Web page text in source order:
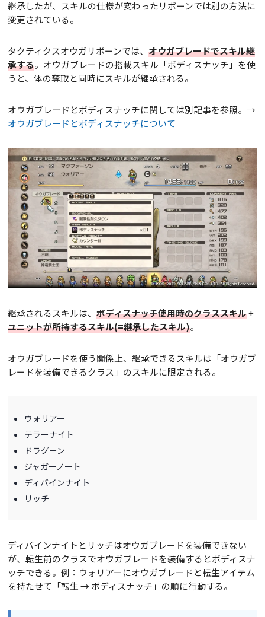
継承したが、スキルの仕様が変わったリボーンでは別の方法に
変更されている。
タクティクスオウガリボーンでは、 オウガブレードでスキル継
承する。オウガブレードの搭載スキル「ボディスナッチ」を使
うと、体の奪取と同時にスキルが継承される。
オウガブレードとボディスナッチに関しては別記事を参照。→
オウガブレードとボディスナッチについて
継承されるスキルは、 ボディスナッチ使用時のクラススキル+
ユニットが所持するスキル(=継承したスキル)。
オウガブレードを使う関係上、継承できるスキルは「オウガブ
レードを装備できるクラス」のスキルに限定される。
ウォリアー
テラーナイト
ドラグーン
ジャガーノート
ディバインナイト
リッチ
ディバインナイトとリッチはオウガブレードを装備できない
が、転生前のクラスでオウガブレードを装備するとボディスナ
ッチできる。例：ウォリアーにオウガブレードと転生アイテム
を持たせて「転生 → ボディスナッチ」の順に行動する。